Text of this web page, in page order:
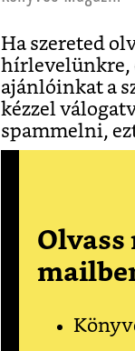
Ha szereted
hírlevelünkre,
ajánlóinkat a
kézzel
spammelni,
Olvass